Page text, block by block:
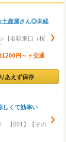
土産屋さん◎未経
【名駅東口（桜
円～＋交通
あえず保存
しくて効率い
【001】【その